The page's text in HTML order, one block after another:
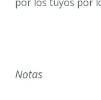
Notas